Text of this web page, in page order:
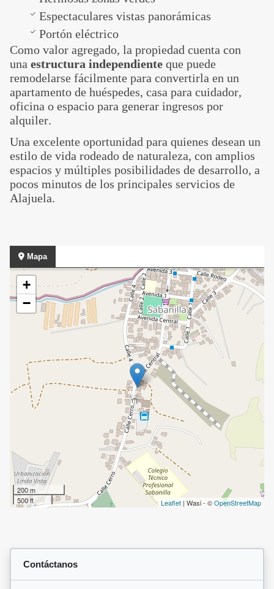
Espectaculares vistas panorámicas
Portón eléctrico
Como valor agregado, la propiedad cuenta con
una estructura independiente que puede
remodelarse fácilmente para convertirla en un
apartamento de huéspedes, casa para cuidador,
oficina o espacio para generar ingresos por
alquiler.
Una excelente oportunidad para quienes desean un
estilo de vida rodeado de naturaleza, con amplios
espacios y múltiples posibilidades de desarrollo, a
pocos minutos de los principales servicios de
Alajuela.
Mapa
+
−
200 m
500 ft
Leaflet | Wasi - ©OpenStreetMap
Contáctanos